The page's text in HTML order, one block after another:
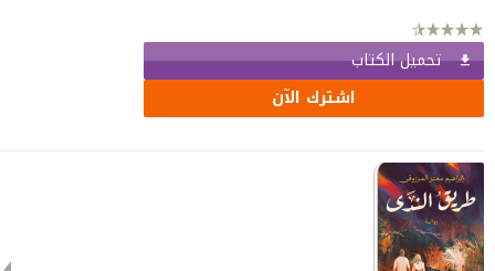
تحميل الكتاب
اشترك الآن